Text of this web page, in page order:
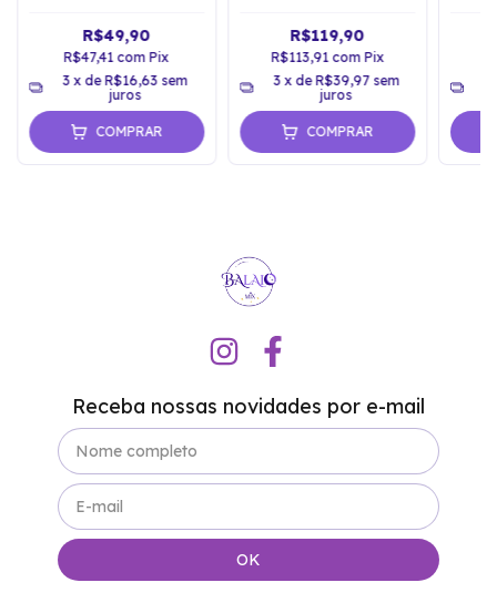
R$49,90
R$47,41com Pix
3 x deR$16,63 sem
juros
COMPRAR
R$119,90
R$113,91com Pix
3 x deR$39,97 sem
juros
COMPRAR
Receba nossas novidades por e-mail